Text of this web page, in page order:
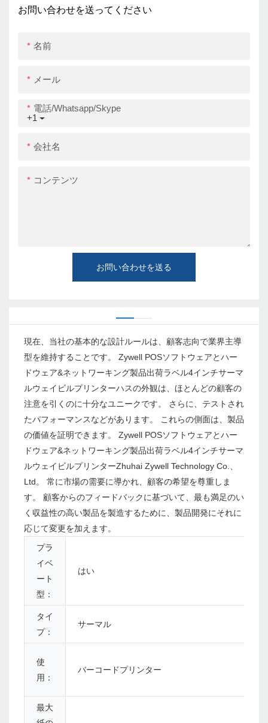
イビルプリンターZy909
ンターモジュールZY909
お問い合わせを送ってください
名前
メール
+1
電話/whatsapp/skype
会社名
コンテンツ
お問い合わせを送る
現在、当社の基本的な設計ルールは、顧客志向で業界主導
型を維持することです。 Zywell POSソフトウェアとハ​​ー
ドウェア&ネットワーキング製品出荷ラベル4インチサーマ
ルウェイビルプリンターハスの外観は、ほとんどの顧客の
注意を引くのに十分なユニークです。 さらに、テストされ
たパフォーマンスなどがあります。 これらの側面は、製品
の価値を証明できます。 Zywell POSソフトウェアとハ​​ー
ドウェア&ネットワーキング製品出荷ラベル4インチサーマ
ルウェイビルプリンターZhuhai Zywell Technology Co.、
Ltd。 常に市場の需要に導かれ、顧客の希望を尊重しま
す。 顧客からのフィードバックに基づいて、最も満足のい
く収益性の高い製品を製造するために、製品開発にそれに
応じて変更を加えます。
プラ
イベ
ート
型：
はい
タイ
プ：
サーマル
使
用：
バーコードプリンター
最大